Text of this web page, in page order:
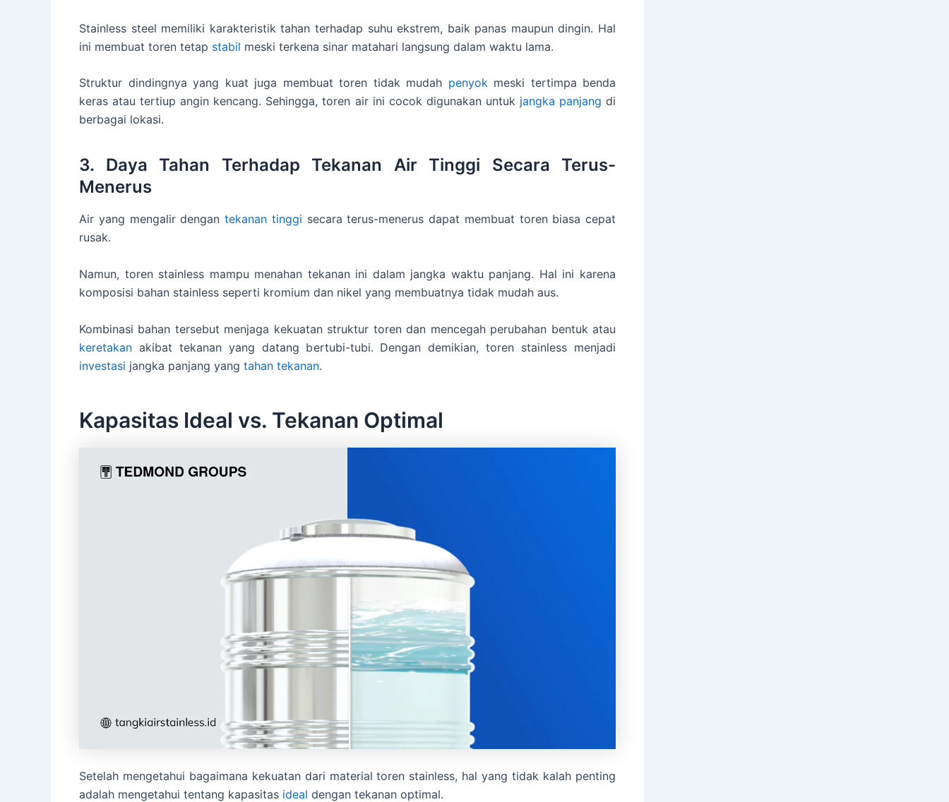
Stainless steel memiliki karakteristik tahan terhadap suhu ekstrem, baik panas maupun dingin. Hal
ini membuat toren tetap stabil meski terkena sinar matahari langsung dalam waktu lama.
Struktur dindingnya yang kuat juga membuat toren tidak mudah penyokmeski tertimpa benda
keras atau tertiup angin kencang. Sehingga, toren air ini cocok digunakan untuk jangka panjang di
berbagai lokasi.
3. Daya Tahan Terhadap Tekanan Air Tinggi Secara Terus-
Menerus
Air yang mengalir dengan tekanan tinggi secara terus-menerus dapat membuat toren biasa cepat
rusak.
Namun, toren stainless mampu menahan tekanan ini dalam jangka waktu panjang. Hal ini karena
komposisi bahan stainless seperti kromium dan nikel yang membuatnya tidak mudah aus.
Kombinasi bahan tersebut menjaga kekuatan struktur toren dan mencegah perubahan bentuk atau
keretakan akibat tekanan yang datang bertubi-tubi. Dengan demikian, toren stainless menjadi
investasi jangka panjang yang tahan tekanan.
Kapasitas Ideal vs. Tekanan Optimal
Setelah mengetahui bagaimana kekuatan dari material toren stainless, hal yang tidak kalah penting
adalah mengetahui tentang kapasitas ideal dengan tekanan optimal.